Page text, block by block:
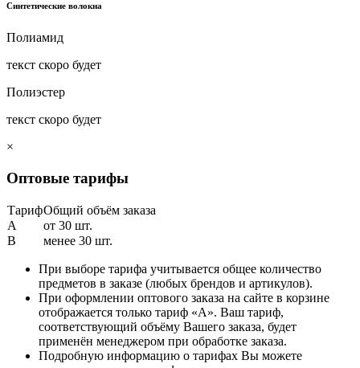
Синтетические волокна
Полиамид
текст скоро будет
Полиэстер
текст скоро будет
×
Оптовые тарифы
ТарифОбщий объём заказа
A
от 30 шт.
B
менее 30 шт.
При выборе тарифа учитывается общее количество
предметов в заказе (любых брендов и артикулов).
При оформлении оптового заказа на сайте в корзине
отображается только тариф «А». Ваш тариф,
соответствующий объёму Вашего заказа, будет
применён менеджером при обработке заказа.
Подробную информацию о тарифах Вы можете